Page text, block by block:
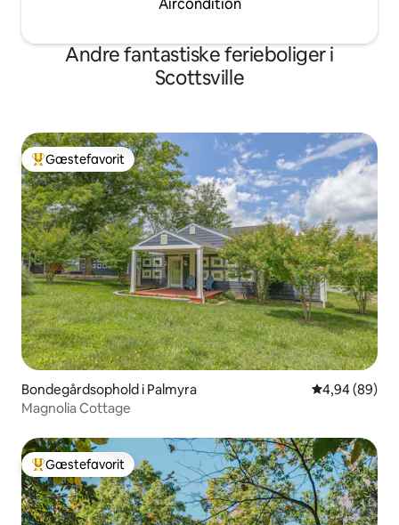
Aircondition
Andre fantastiske ferieboliger i
Scottsville
Bedste gæstefavorit
Gæstefavorit
Bondegårdsophold i Palmyra 4,94 ud af 5 i
4,94 (89)
Magnolia Cottage
Bedste gæstefavorit
Gæstefavorit